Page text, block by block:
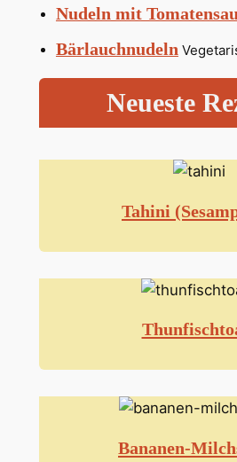
Nudeln mit
Bärlauchnudeln
Neueste
Tahini
Bananen-